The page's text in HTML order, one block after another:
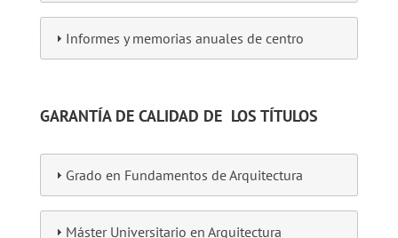
Informes y memorias anuales de centro
GARANTÍA DE CALIDAD DE LOS TÍTULOS
Grado en Fundamentos de Arquitectura
Máster Universitario en Arquitectura